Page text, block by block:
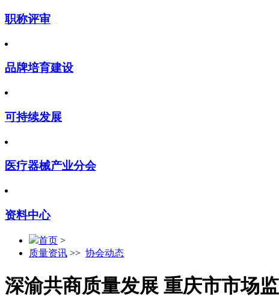
职称评审
品牌培育建设
可持续发展
医疗器械产业分会
资料中心
首页 >
质量资讯 >> 协会动态
深渝共商质量发展 重庆市市场